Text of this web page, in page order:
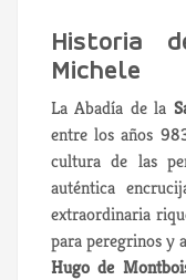
Historia
Michele
La Abadía de la
entre los años
cultura de las
auténtica
extraordinaria
para peregrinos y
Hugo de